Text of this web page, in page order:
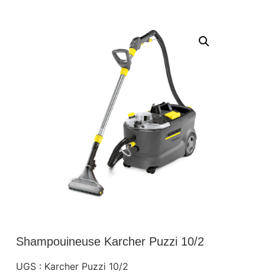
Shampouineuse Karcher Puzzi 10/2
UGS : Karcher Puzzi 10/2